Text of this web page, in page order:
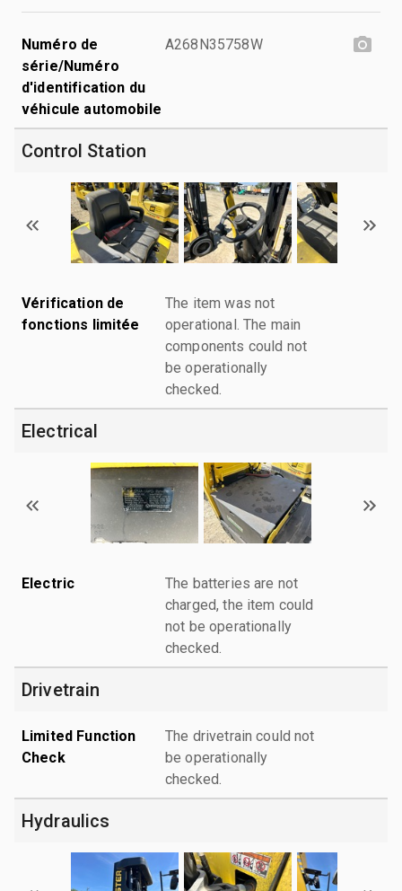
Numéro de
série/Numéro
d'identification du
véhicule automobile
A268N35758W
Control Station
Vérification de
fonctions limitée
The item was not
operational. The main
components could not
be operationally
checked.
Electrical
Electric
The batteries are not
charged, the item could
not be operationally
checked.
Drivetrain
Limited Function
Check
The drivetrain could not
be operationally
checked.
Hydraulics